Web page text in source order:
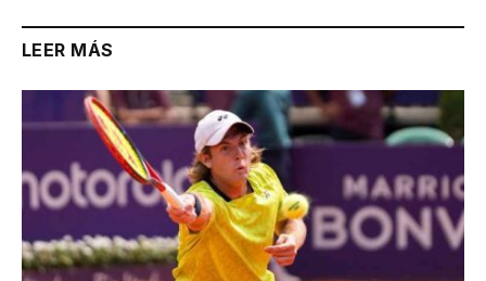
LEER MÁS